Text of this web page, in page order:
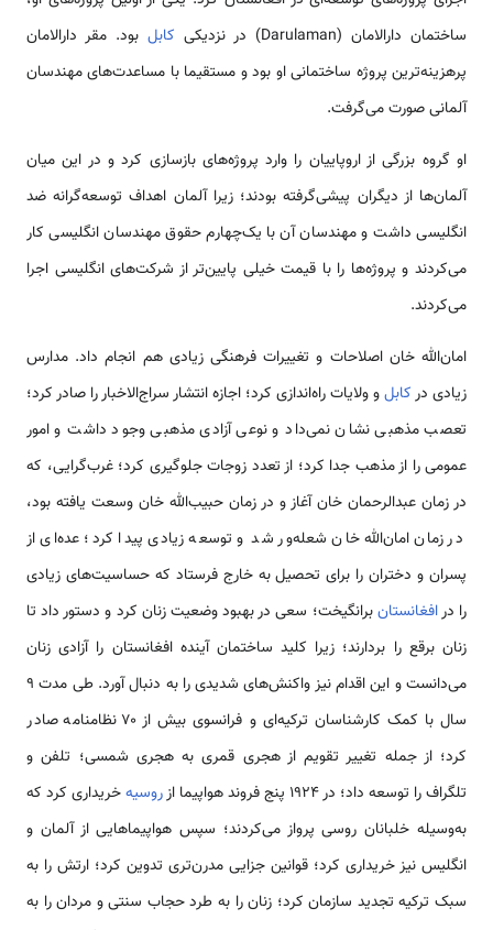
ساختمان دارالامان (Darulaman) در نزدیکی
کابل بود. مقر دارالامان
پرهزینه‌ترین پروژه ساختمانی او بود و مستقیما با مساعدت‌های مهندسان
آلمانی صورت می‌گرفت.
او گروه بزرگی از اروپاییان را وارد پروژه‌های بازسازی کرد و در این میان
آلمان‌ها از دیگران پیشی‌گرفته بودند؛ زیرا آلمان اهداف توسعه‌گرانه ضد
انگلیسی داشت و مهندسان آن با یک‌چهارم حقوق مهندسان انگلیسی کار
می‌کردند و پروژه‌ها را با قیمت خیلی پایین‌تر از شرکت‌های انگلیسی اجرا
می‌کردند.
امان‌الله خان اصلاحات و تغییرات فرهنگی زیادی هم انجام داد. مدارس
زیادی درکابلو ولایات راه‌اندازی کرد؛ اجازه انتشار سراج‌الاخبار را صادر کرد؛
تعصب مذهبی نشان نمی‌داد و نوعی آزادی مذهبی وجود داشت و امور
عمومی را از مذهب جدا کرد؛ از تعدد زوجات جلوگیری کرد؛ غرب‌گرایی، که
در زمان عبدالرحمان خان آغاز و در زمان حبیب‌الله خان وسعت یافته بود،
در زمان امان‌الله خان شعله‌ور شد و توسعه زیادی پیدا کرد؛ عده‌ای از
پسران و دختران را برای تحصیل به خارج فرستاد که حساسیت‌های زیادی
را درافغانستانبرانگیخت؛ سعی در بهبود وضعیت زنان کرد و دستور داد تا
زنان برقع را بردارند؛ زیرا کلید ساختمان آینده افغانستان را آزادی زنان
می‌دانست و این اقدام نیز واکنش‌های شدیدی را به دنبال آورد. طی مدت ۹
سال با کمک کارشناسان ترکیه‌ای و فرانسوی بیش از ۷۰ نظامنامه صادر
کرد؛ از جمله تغییر تقویم از هجری قمری به هجری شمسی؛ تلفن و
تلگراف را توسعه داد؛ در ۱۹۲۴ پنج فروند هواپیما از
روسیهخریداری کرد که
به‌وسیله خلبانان روسی پرواز می‌کردند؛ سپس هواپیماهایی از آلمان و
انگلیس نیز خریداری کرد؛ قوانین جزایی مدرن‌تری تدوین کرد؛ ارتش را به
سبک ترکیه تجدید سازمان کرد؛ زنان را به طرد حجاب سنتی و مردان را به